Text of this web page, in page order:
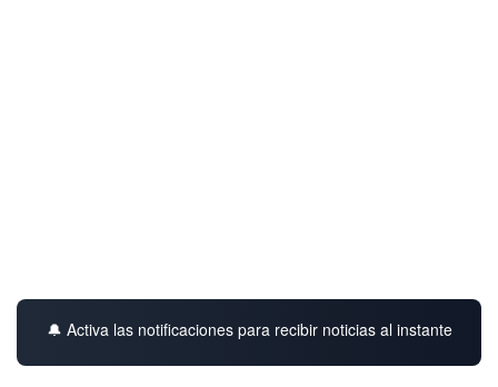
🔔 Activa las notificaciones para recibir noticias al instante